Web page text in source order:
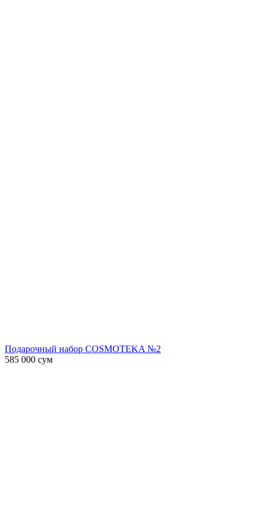
Подарочный набор COSMOTEKA №2
585 000 сум